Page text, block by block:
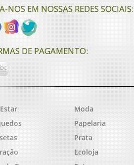
NOS EM NOSSAS REDES SOCIAIS:
DE PAGAMENTO:
Moda
Papelaria
Prata
Ecoloja